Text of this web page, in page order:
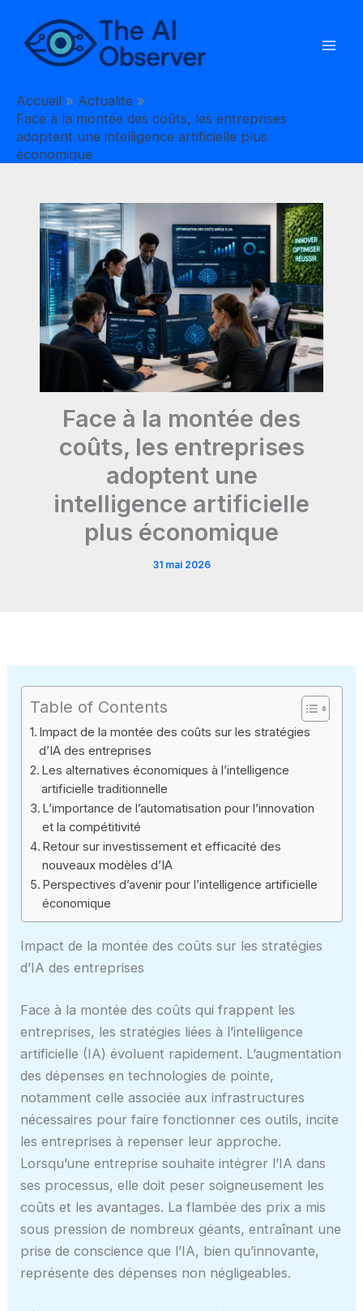
contenu
Accueil
Actualité
Face à la montée des coûts, les entreprises
adoptent une intelligence artificielle plus
économique
Face à la montée des
coûts, les entreprises
adoptent une
intelligence artificielle
plus économique
31 mai 2026
Table of Contents
Impact de la montée des coûts sur les stratégies
d’IA des entreprises
Les alternatives économiques à l’intelligence
artificielle traditionnelle
L’importance de l’automatisation pour l’innovation
et la compétitivité
Retour sur investissement et efficacité des
nouveaux modèles d’IA
Perspectives d’avenir pour l’intelligence artificielle
économique
Impact de la montée des coûts sur les stratégies
d’IA des entreprises
Face à la montée des coûts qui frappent les
entreprises, les stratégies liées à l’intelligence
artificielle (IA) évoluent rapidement. L’augmentation
des dépenses en technologies de pointe,
notamment celle associée aux infrastructures
nécessaires pour faire fonctionner ces outils, incite
les entreprises à repenser leur approche.
Lorsqu’une entreprise souhaite intégrer l’IA dans
ses processus, elle doit peser soigneusement les
coûts et les avantages. La flambée des prix a mis
sous pression de nombreux géants, entraînant une
prise de conscience que l’IA, bien qu’innovante,
représente des dépenses non négligeables.